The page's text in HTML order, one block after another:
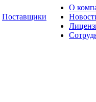
Поставщики
О